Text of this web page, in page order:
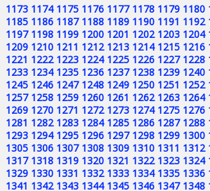
1173 1174 1175 1176 1177 1178 1179 1180
1185 1186 1187 1188 1189 1190 1191 1192
1197 1198 1199 1200 1201 1202 1203 1204
1209 1210 1211 1212 1213 1214 1215 1216
1221 1222 1223 1224 1225 1226 1227 1228
1233 1234 1235 1236 1237 1238 1239 1240
1245 1246 1247 1248 1249 1250 1251 1252
1257 1258 1259 1260 1261 1262 1263 1264
1269 1270 1271 1272 1273 1274 1275 1276
1281 1282 1283 1284 1285 1286 1287 1288
1293 1294 1295 1296 1297 1298 1299 1300
1305 1306 1307 1308 1309 1310 1311 1312
1317 1318 1319 1320 1321 1322 1323 1324
1329 1330 1331 1332 1333 1334 1335 1336
1341 1342 1343 1344 1345 1346 1347 1348